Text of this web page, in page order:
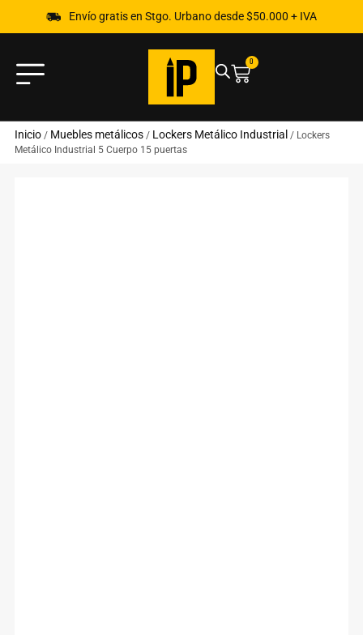
Envío gratis en Stgo. Urbano desde $50.000 + IVA
0
Inicio/ Muebles metálicos/ Lockers Metálico Industrial / Lockers
Metálico Industrial 5 Cuerpo 15 puertas